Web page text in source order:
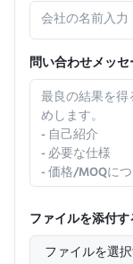
問い合わせメッ
ファイルを添付
ファイルを選